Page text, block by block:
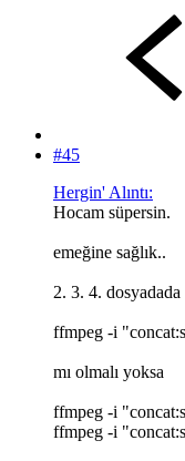
#45
Hergin' Alıntı:
Hocam süpersin.
emeğine sağlık..
2. 3. 4. dosyadada
ffmpeg -i
mı olmalı yoksa
ffmpeg -i
ffmpeg -i